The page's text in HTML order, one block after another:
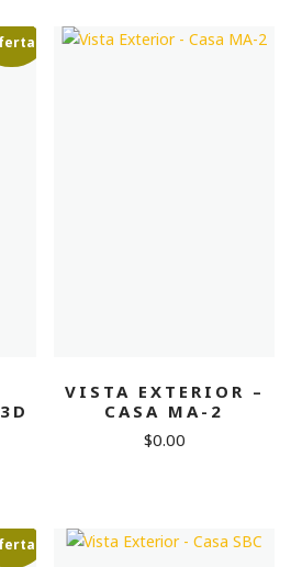
$5,297.00.
VISTA EXTERIOR –
CASA MA-2
$0.00